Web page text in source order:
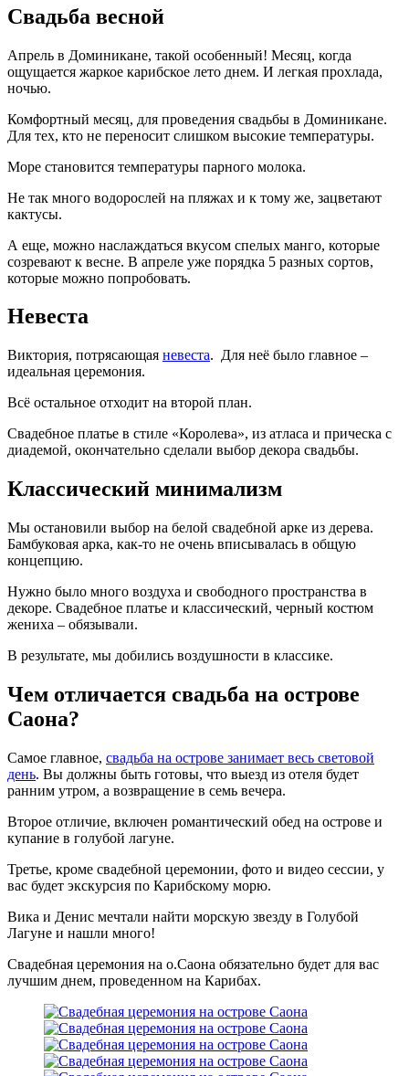
Свадьба весной
Апрель в Доминикане, такой особенный! Месяц, когда
ощущается жаркое карибское лето днем. И легкая прохлада,
ночью.
Комфортный месяц, для проведения свадьбы в Доминикане.
Для тех, кто не переносит слишком высокие температуры.
Море становится температуры парного молока.
Не так много водорослей на пляжах и к тому же, зацветают
кактусы.
А еще, можно наслаждаться вкусом спелых манго, которые
созревают к весне. В апреле уже порядка 5 разных сортов,
которые можно попробовать.
Невеста
Виктория, потрясающая невеста. Для неё было главное –
идеальная церемония.
Всё остальное отходит на второй план.
Свадебное платье в стиле «Королева», из атласа и прическа с
диадемой, окончательно сделали выбор декора свадьбы.
Классический минимализм
Мы остановили выбор на белой свадебной арке из дерева.
Бамбуковая арка, как-то не очень вписывалась в общую
концепцию.
Нужно было много воздуха и свободного пространства в
декоре. Свадебное платье и классический, черный костюм
жениха – обязывали.
В результате, мы добились воздушности в классике.
Чем отличается свадьба на острове
Саона?
Самое главное, свадьба на острове занимает весь световой
день. Вы должны быть готовы, что выезд из отеля будет
ранним утром, а возвращение в семь вечера.
Второе отличие, включен романтический обед на острове и
купание в голубой лагуне.
Третье, кроме свадебной церемонии, фото и видео сессии, у
вас будет экскурсия по Карибскому морю.
Вика и Денис мечтали найти морскую звезду в Голубой
Лагуне и нашли много!
Свадебная церемония на о.Саона обязательно будет для вас
лучшим днем, проведенном на Карибах.